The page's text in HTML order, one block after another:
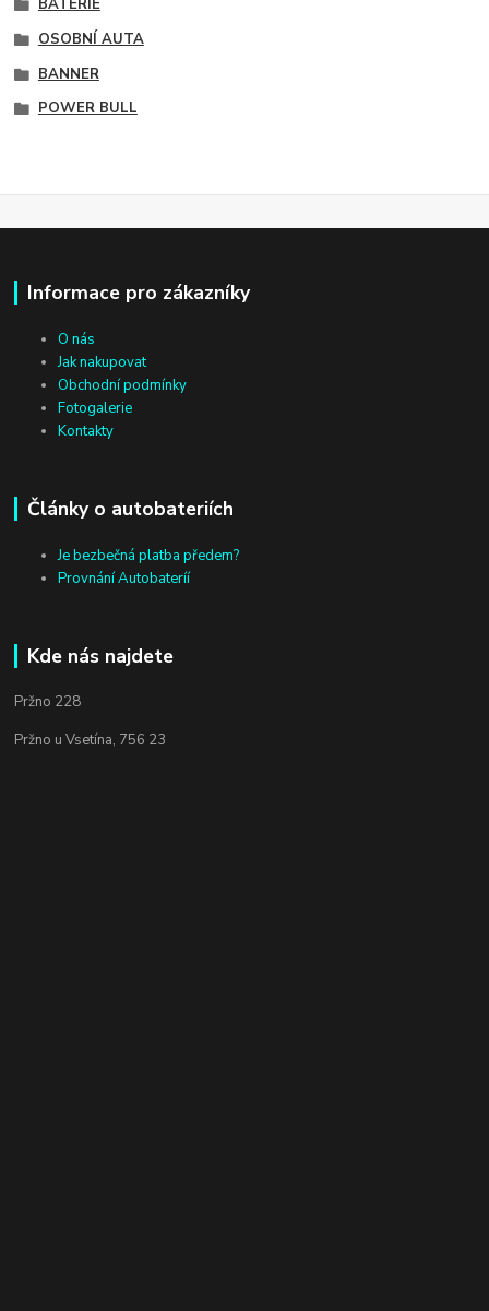
BATERIE
OSOBNÍ AUTA
BANNER
POWER BULL
Informace pro zákazníky
O nás
Jak nakupovat
Obchodní podmínky
Fotogalerie
Kontakty
Články o autobateriích
Je bezbečná platba předem?
Provnání Autobateríí
Kde nás najdete
Pržno 228
Pržno u Vsetína, 756 23